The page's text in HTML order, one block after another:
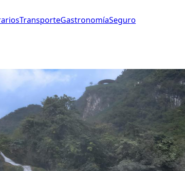
TransporteGastronomíaSeguro